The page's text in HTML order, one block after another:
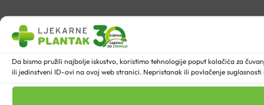
Da bismo pružili najbolje iskustvo, koristimo tehnologije poput kolačića za
ili jedinstveni ID-ovi na ovoj web stranici. Nepristanak ili povlačenje